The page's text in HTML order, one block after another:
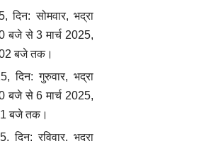
दिन: सोमवार, भद्रा
बजे से 3 मार्च 2025,
बजे तक।
दिन: गुरुवार, भद्रा
बजे से 6 मार्च 2025,
बजे तक।
दिन: रविवार, भद्रा